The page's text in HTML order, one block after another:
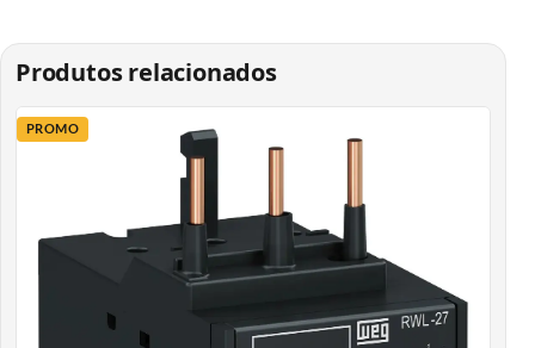
Produtos relacionados
PROMO